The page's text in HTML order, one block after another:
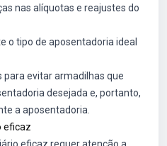
nas alíquotas e reajustes do
o tipo de aposentadoria ideal
para evitar armadilhas que
desejada e, portanto,
a aposentadoria.
eficaz